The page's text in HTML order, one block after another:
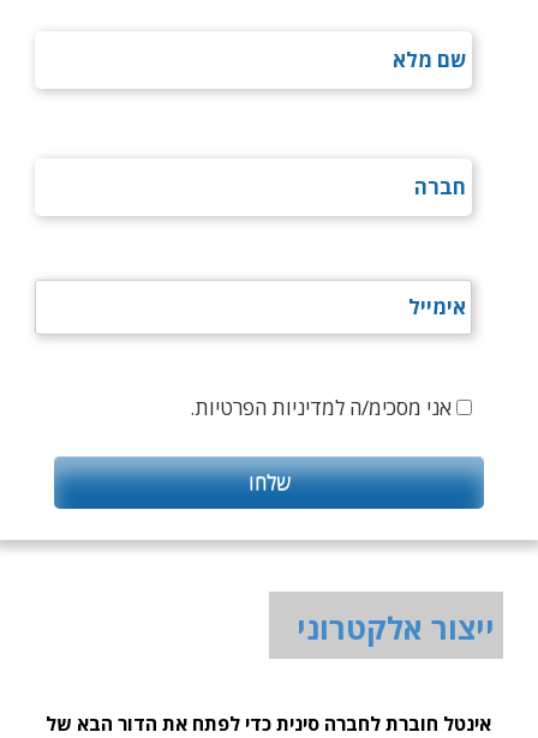
אני מסכימ/ה למדיניות הפרטיות.
ייצור אלקטרוני
אינטל חוברת לחברה סינית כדי לפתח את הדור הבא של